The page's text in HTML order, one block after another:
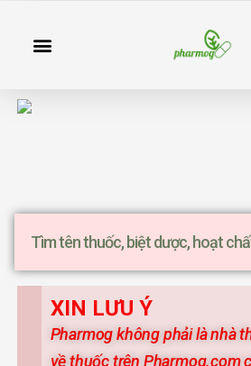
Menu
XIN LƯU Ý
Pharmog không phải là nhà
về thuốc trên Pharmog.com